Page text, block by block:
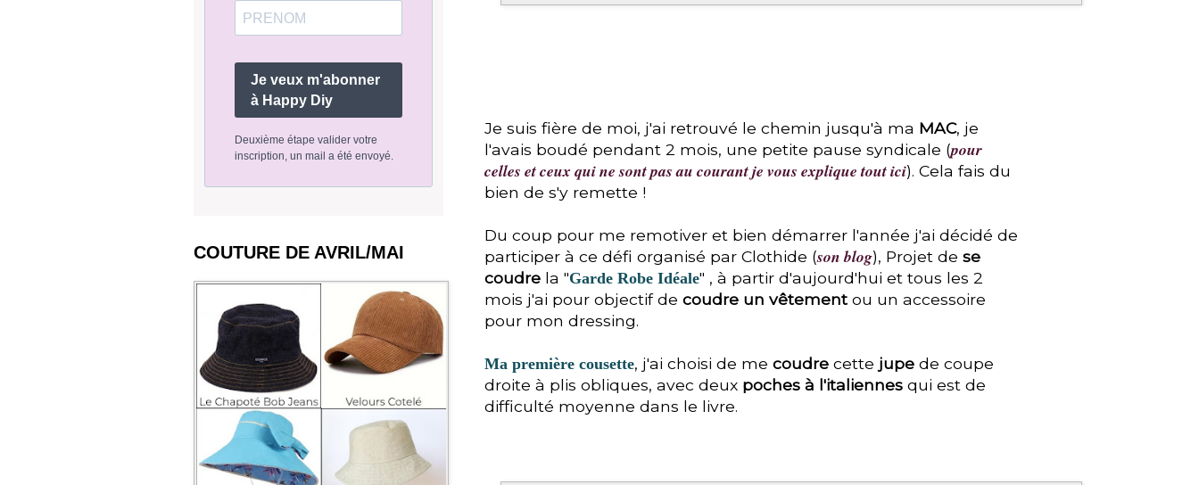
Je suis fière de moi, j'ai retrouvé le chemin jusqu'à ma MAC, je
l'avais boudé pendant 2 mois, une petite pause syndicale (pour
celles et ceux qui ne sont pas au courant je vous explique tout ici). Cela fais du
bien de s'y remette !
Du coup pour me remotiver et bien démarrer l'année j'ai décidé de
participer à ce défi organisé par Clothide (son blog), Projet de se
coudre la "Garde Robe Idéale" , à partir d'aujourd'hui et tous les 2
mois j'ai pour objectif de coudre un vêtement ou un accessoire
pour mon dressing.
Ma première cousette, j'ai choisi de me coudre cette jupe de coupe
droite à plis obliques, avec deux poches à l'italiennes qui est de
difficulté moyenne dans le livre.
Je veux m'abonner
à Happy Diy
Deuxième étape valider votre
inscription, un mail a été envoyé.
COUTURE DE AVRIL/MAI